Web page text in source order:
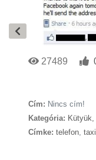
27489
Cím: Nincs cím!
Kategória:
Címke: telefon,